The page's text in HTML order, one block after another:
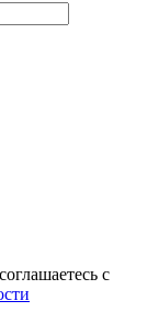
c